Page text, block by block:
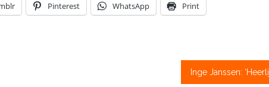
Pinterest WhatsApp Print